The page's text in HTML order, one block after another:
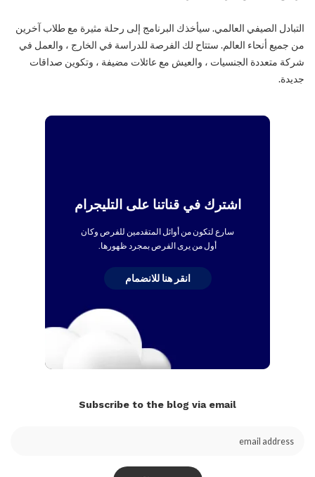
التبادل الصيفي العالمي. سيأخذك البرنامج إلى رحلة مثيرة مع طلاب آخرين
من جميع أنحاء العالم. ستتاح لك الفرصة للدراسة في الخارج ، والعمل في
شركة متعددة الجنسيات ، والعيش مع عائلات مضيفة ، وتكوين صداقات
جديدة.
اشترك في قناتنا على التليجرام
سارع لتكون من أوائل المتقدمين للفرص وكان
أول من يرى الفرص بمجرد ظهورها.
انقر هنا للانضمام
Subscribe to the blog via email